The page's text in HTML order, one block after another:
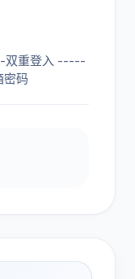
双重登入 -----
码